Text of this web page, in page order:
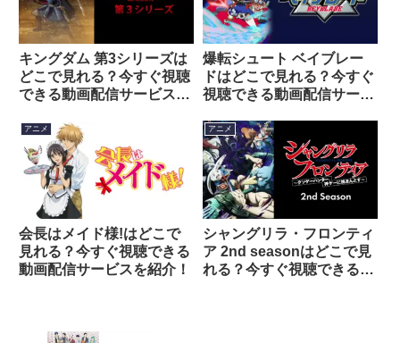
キングダム 第3シリーズは
どこで見れる？今すぐ視聴
できる動画配信サービスを
爆転シュート ベイブレー
ドはどこで見れる？今すぐ
視聴できる動画配信サービ
アニメ
会長はメイド様!はどこで
見れる？今すぐ視聴できる
動画配信サービスを紹介！
アニメ
シャングリラ・フロンティ
ア 2nd seasonはどこで見
れる？今すぐ視聴できる動